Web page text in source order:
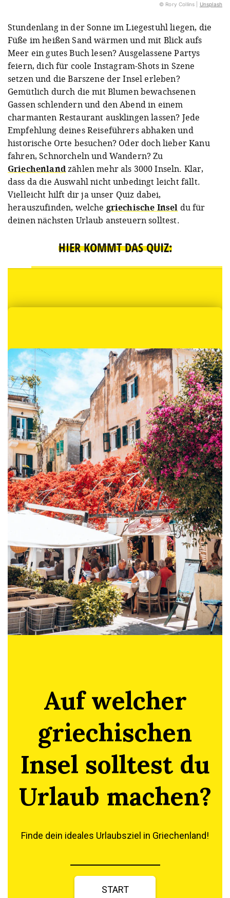
© Rory Collins | Unsplash
Stundenlang in der Sonne im Liegestuhl liegen, die
Füße im heißen Sand wärmen und mit Blick aufs
Meer ein gutes Buch lesen? Ausgelassene Partys
feiern, dich für coole Instagram-Shots in Szene
setzen und die Barszene der Insel erleben?
Gemütlich durch die mit Blumen bewachsenen
Gassen schlendern und den Abend in einem
charmanten Restaurant ausklingen lassen? Jede
Empfehlung deines Reiseführers abhaken und
historische Orte besuchen? Oder doch lieber Kanu
fahren, Schnorcheln und Wandern? Zu
Griechenlandzählen mehr als 3000 Inseln. Klar,
dass da die Auswahl nicht unbedingt leicht fällt.
Vielleicht hilft dir ja unser Quiz dabei,
herauszufinden, welche griechische Insel du für
deinen nächsten Urlaub ansteuern solltest.
HIER KOMMT DAS QUIZ: